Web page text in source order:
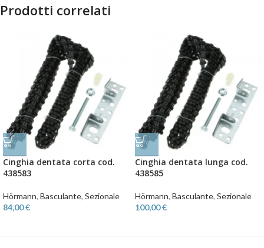
Prodotti correlati
Cinghia dentata corta cod.
438583
Hörmann, Basculante, Sezionale
84,00€
Cinghia dentata lunga cod.
438585
Hörmann, Basculante, Sezionale
100,00€